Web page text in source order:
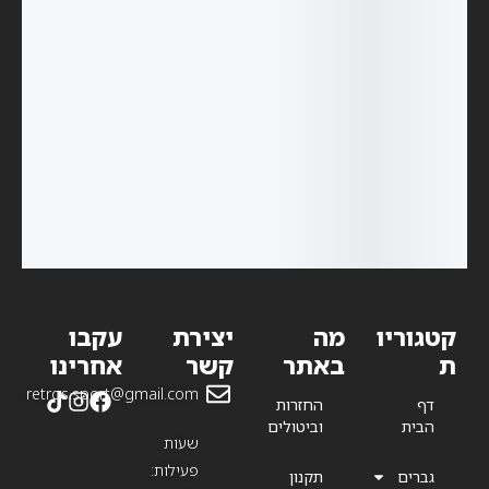
קטגוריו
ת
דף
הבית
גברים
מה
באתר
החזרות
וביטולים
תקנון
יצירת
קשר
retros.sport@gmail.com
שעות
פעילות:
עקבו
אחרינו